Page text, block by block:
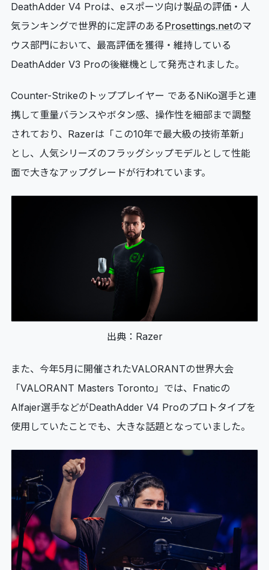
DeathAdder V4 Proは、eスポーツ向け製品の評価・人
気ランキングで世界的に定評のあるProsettings.netのマ
ウス部門において、最高評価を獲得・維持している
DeathAdder V3 Proの後継機として発売されました。
Counter-Strikeのトッププレイヤー であるNiKo選手と連
携して重量バランスやボタン感、操作性を細部まで調整
されており、Razerは「この10年で最大級の技術革新」
とし、人気シリーズのフラッグシップモデルとして性能
面で大きなアップグレードが行われています。
出典：Razer
また、今年5月に開催されたVALORANTの世界大会
「VALORANT Masters Toronto」では、Fnaticの
Alfajer選手などがDeathAdder V4 Proのプロトタイプを
使用していたことでも、大きな話題となっていました。